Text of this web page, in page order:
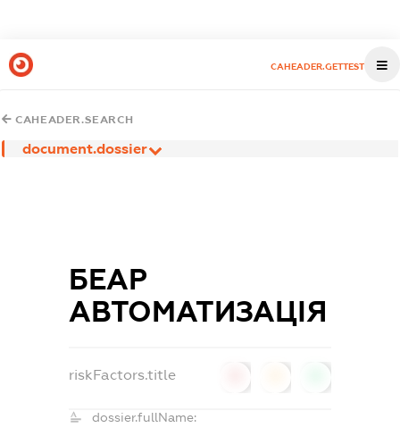
CAHEADER.GETTEST
CAHEADER.SEARCH
document.dossier
БЕАР
АВТОМАТИЗАЦІЯ
riskFactors.title
dossier.fullName: